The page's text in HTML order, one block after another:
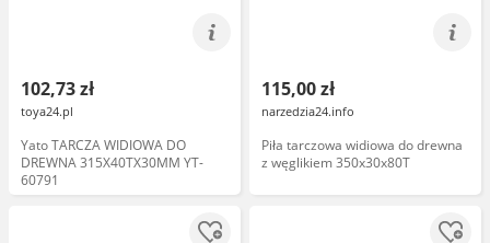
102,73 zł
toya24.pl
Yato TARCZA WIDIOWA DO
DREWNA 315X40TX30MM YT-
60791
115,00 zł
narzedzia24.info
Piła tarczowa widiowa do drewna
z węglikiem 350x30x80T